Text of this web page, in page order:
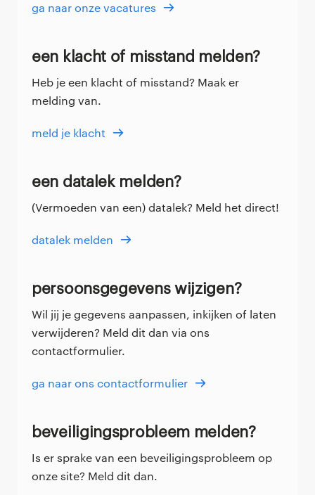
ga naar onze vacatures
een klacht of misstand melden?
Heb je een klacht of misstand? Maak er
melding van.
meld je klacht
een datalek melden?
(Vermoeden van een) datalek? Meld het direct!
datalek melden
persoonsgegevens wijzigen?
Wil jij je gegevens aanpassen, inkijken of laten
verwijderen? Meld dit dan via ons
contactformulier.
ga naar ons contactformulier
beveiligingsprobleem melden?
Is er sprake van een beveiligingsprobleem op
onze site? Meld dit dan.